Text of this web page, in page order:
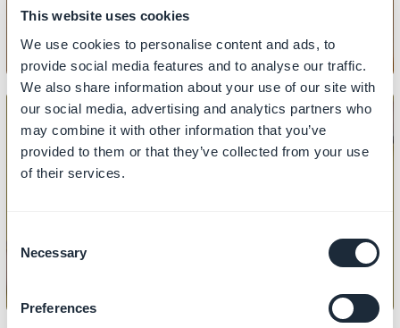
This website uses cookies
We use cookies to personalise content and ads, to
provide social media features and to analyse our traffic.
We also share information about your use of our site with
our social media, advertising and analytics partners who
may combine it with other information that you’ve
provided to them or that they’ve collected from your use
of their services.
Selection
Necessary
Preferences